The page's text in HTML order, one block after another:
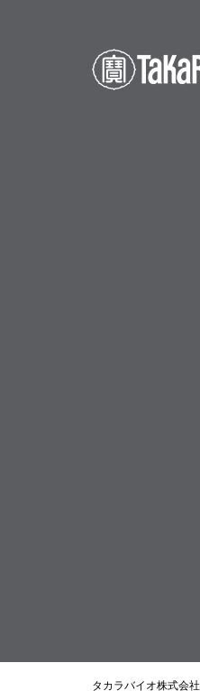
タカラバイオ株式会社